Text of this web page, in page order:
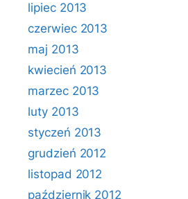
lipiec 2013
czerwiec 2013
maj 2013
kwiecień 2013
marzec 2013
luty 2013
styczeń 2013
grudzień 2012
listopad 2012
październik 2012